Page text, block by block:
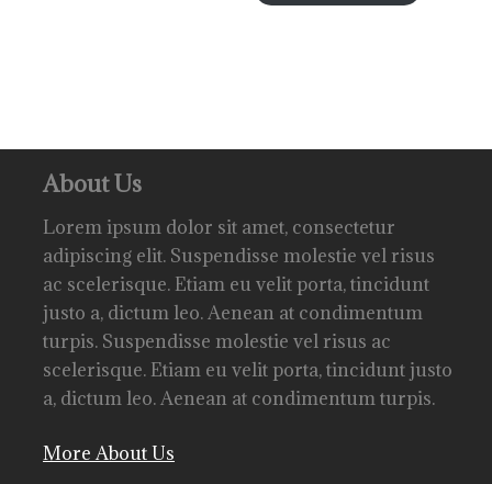
About Us
Lorem ipsum dolor sit amet, consectetur
adipiscing elit. Suspendisse molestie vel risus
ac scelerisque. Etiam eu velit porta, tincidunt
justo a, dictum leo. Aenean at condimentum
turpis. Suspendisse molestie vel risus ac
scelerisque. Etiam eu velit porta, tincidunt justo
a, dictum leo. Aenean at condimentum turpis.
More About Us